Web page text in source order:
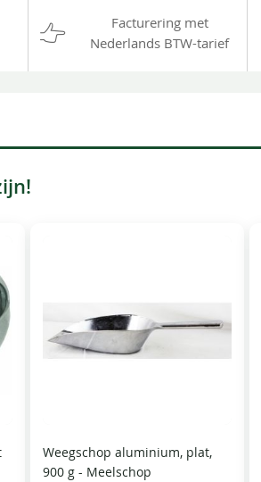
Facturering met
Nederlands BTW-tarief
Weegschop aluminium, plat,
900 g - Meelschop